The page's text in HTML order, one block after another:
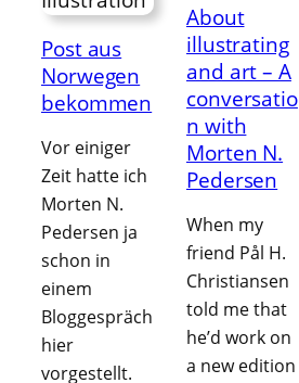
Post aus
Norwegen
bekommen
Vor einiger
Zeit hatte ich
Morten N.
Pedersen ja
schon in
einem
Bloggespräch
hier
vorgestellt.
About
illustrating
and art – A
conversatio
n with
Morten N.
Pedersen
When my
friend Pål H.
Christiansen
told me that
he’d work on
a new edition